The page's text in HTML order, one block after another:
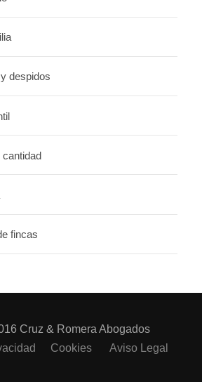
despidos
cantidad
fincas
Cruz & Romera Abogados
Cookies Aviso Legal